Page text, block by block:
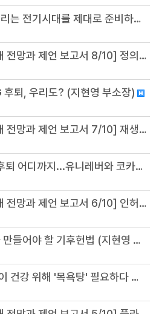
[김병권의 그린컬러] 우리는 전기시대를 제대로 준비하고 있나 (김병권 연구위원)
[2025 기후에너지 10대 전망과 제언 보고서 8/10] 정의로운 전환, 속도 높이려면 노동자·지역주민 참여부터 (배보람 팀장)
퇴, 우리도? (지현영 부소장)
[2025 기후에너지 10대 전망과 제언 보고서 7/10] 재생에너지가 있는 곳에 공장을 짓게 하라 (오용석 팀장)
[ESG경제] 기업 ESG 후퇴 어디까지...유니레버와 코카콜라 사례 뜯어보니 (서진석 연구위원)
[2025 기후에너지 10대 전망과 제언 보고서 6/10] 인허가에만 5년 8개월? 해상풍력·영농형 태양광 늘리는 5가지 정책 (오선아 연구원)
[법률신문] 지금 우리가 만들어야 할 기후헌법 (지현영 부소장)
[오마이뉴스] 어르신들이 건강 위해 '목욕탕' 필요하다 한 이유 (황정화 연구원)